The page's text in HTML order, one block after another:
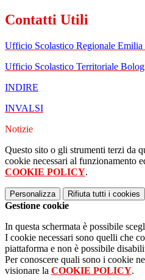
Contatti Utili
Ufficio Scolastico Regionale Emilia
Ufficio Scolastico Territoriale
INDIRE
INVALSI
Notizie
Questo sito o gli strumenti terzi da
cookie necessari al funzionamento
COOKIE POLICY.
Personalizza Rifiuta tutti i cookies
Gestione cookie
In questa schermata è possibile
I cookie necessari sono quelli che
piattaforma e non è possibile
Per conoscere quali sono i cookie
visionare la COOKIE POLICY.